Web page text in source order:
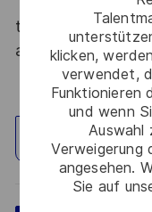
klicken,
verwendet,
Funktionieren
und wenn
Verweigerung
angesehen.
Sie auf
tous les talents.
atout. Postulez
Standort